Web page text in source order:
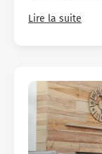
Lire la suite